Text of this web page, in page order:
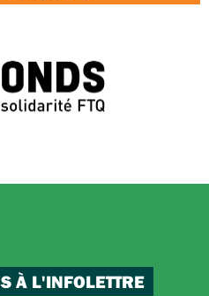
À L'INFOLETTRE